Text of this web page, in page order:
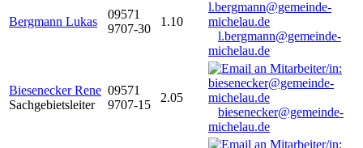
Bergmann Lukas
09571
9707-30
1.10
l.bergmann@gemeinde-
michelau.de
Biesenecker Rene
Sachgebietsleiter
09571
9707-15
2.05
biesenecker@gemeinde-
michelau.de